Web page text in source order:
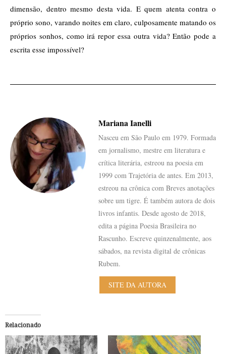
dimensão, dentro mesmo desta vida. E quem atenta contra o
próprio sono, varando noites em claro, culposamente matando os
próprios sonhos, como irá repor essa outra vida? Então pode a
escrita esse impossível?
Mariana Ianelli
Nasceu em São Paulo em 1979. Formada
em jornalismo, mestre em literatura e
crítica literária, estreou na poesia em
1999 com Trajetória de antes. Em 2013,
estreou na crônica com Breves anotações
sobre um tigre. É também autora de dois
livros infantis. Desde agosto de 2018,
edita a página Poesia Brasileira no
Rascunho. Escreve quinzenalmente, aos
sábados, na revista digital de crônicas
Rubem.
SITE DA AUTORA
Relacionado